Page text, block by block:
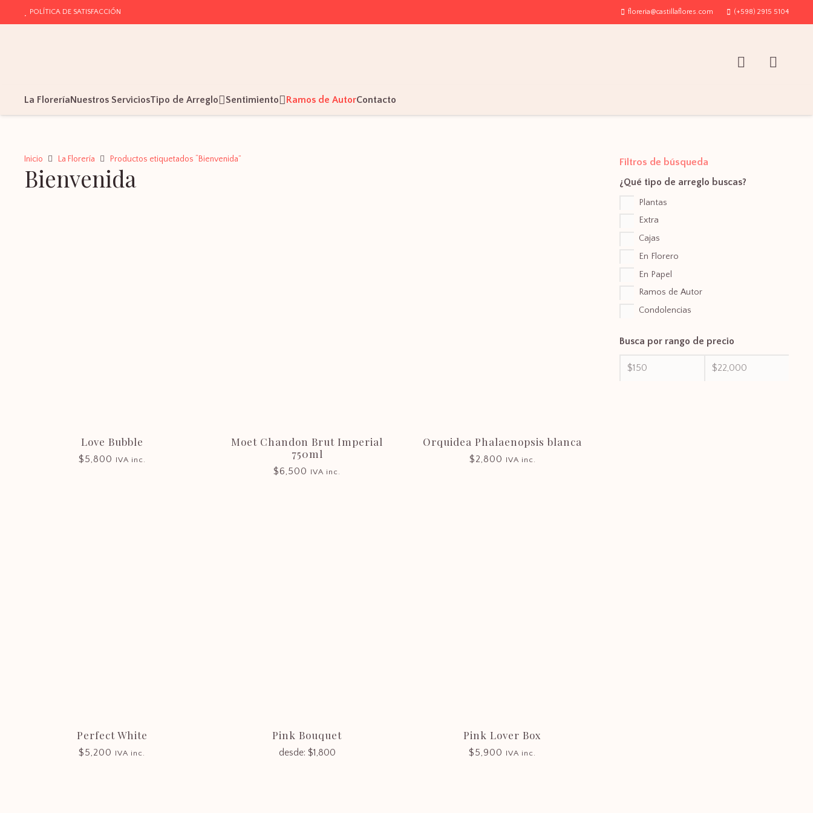
POLÍTICA DE SATISFACCIÓN floreria@castillaflores.com (+598) 2915 5104
La FloreríaNuestros ServiciosTipo de Arreglo Sentimiento Ramos de AutorContacto
Inicio La Florería Productos etiquetados “Bienvenida”
Bienvenida
Love Bubble
$5,800 IVA inc.
Moet Chandon Brut Imperial
750ml
$6,500 IVA inc.
Orquidea Phalaenopsis blanca
$2,800 IVA inc.
Perfect White
$5,200 IVA inc.
Pink Bouquet
desde: $1,800
Pink Lover Box
$5,900 IVA inc.
Filtros de búsqueda
¿Qué tipo de arreglo buscas?
Plantas
Extra
Cajas
En Florero
En Papel
Ramos de Autor
Condolencias
Busca por rango de precio